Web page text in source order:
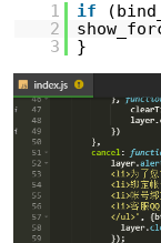
1 if
2
3
}